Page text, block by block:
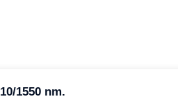
1550 nm.